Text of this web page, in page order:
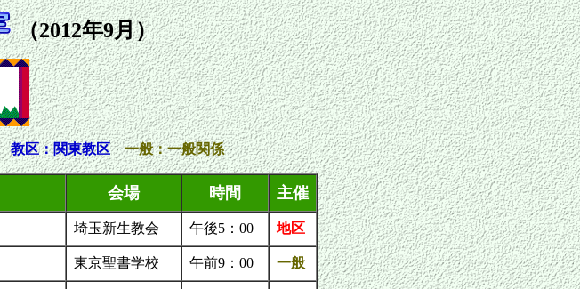
（2012年9月）
教区：関東教区 一般：一般関係
会場 時間 主催
埼玉新生教会 午後5：00 地区
東京聖書学校 午前9：00 一般